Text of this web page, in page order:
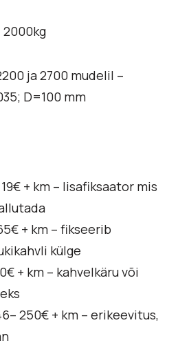
2000kg
ja 2700 mudelil –
D=100 mm
+ km – lisafiksaator mis
+ km – fikseerib
külge
+ km – kahvelkäru või
250€ + km – erikeevitus,